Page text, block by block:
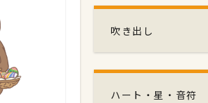
吹き出し
ハート・星・音符